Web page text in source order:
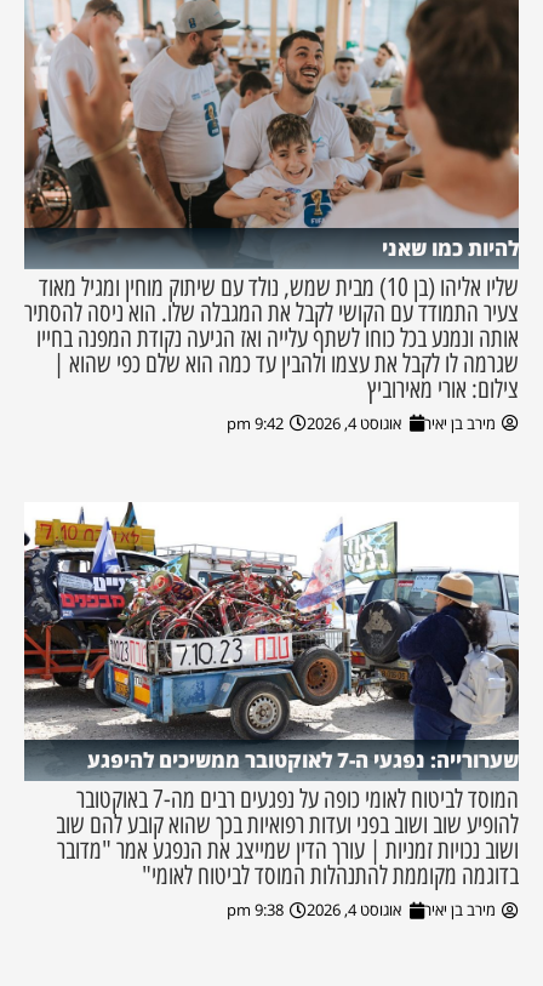
להיות כמו שאני
שליו אליהו (בן 10) מבית שמש, נולד עם שיתוק מוחין ומגיל מאוד
צעיר התמודד עם הקושי לקבל את המגבלה שלו. הוא ניסה להסתיר
אותה ונמנע בכל כוחו לשתף עלייה ואז הגיעה נקודת המפנה בחייו
שגרמה לו לקבל את עצמו ולהבין עד כמה הוא שלם כפי שהוא |
צילום: אורי מאירוביץ
מירב בן יאיר אוגוסט 4, 2026 9:42 pm
שערורייה: נפגעי ה-7 לאוקטובר ממשיכים להיפגע
המוסד לביטוח לאומי כופה על נפגעים רבים מה-7 באוקטובר
להופיע שוב ושוב בפני ועדות רפואיות בכך שהוא קובע להם שוב
ושוב נכויות זמניות | עורך הדין שמייצג את הנפגע אמר "מדובר
בדוגמה מקוממת להתנהלות המוסד לביטוח לאומי"
מירב בן יאיר אוגוסט 4, 2026 9:38 pm